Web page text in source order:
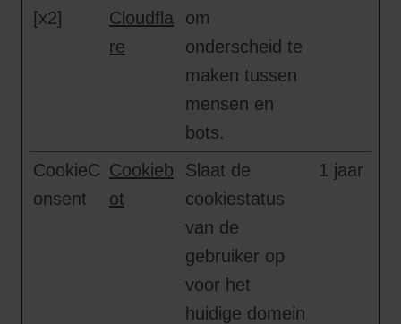
[x2]
Cloudfla
re
om
onderscheid te
maken tussen
mensen en
bots.
CookieC
onsent
Cookieb
ot
Slaat de
cookiestatus
van de
gebruiker op
voor het
huidige domein
1 jaar